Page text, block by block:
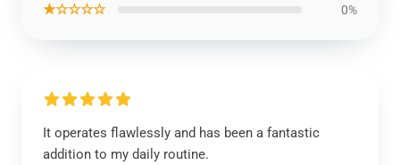
★☆☆☆☆ 0%
It operates flawlessly and has been a fantastic
addition to my daily routine.